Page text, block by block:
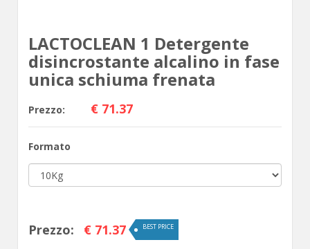
LACTOCLEAN 1 Detergente
disincrostante alcalino in fase
unica schiuma frenata
Prezzo: € 71.37
Formato
Prezzo: € 71.37 BEST PRICE